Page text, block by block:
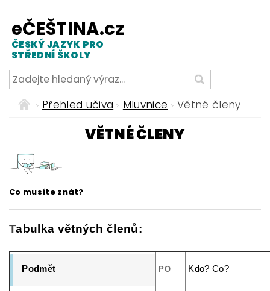
eČEŠTINA.cz
ČESKÝ JAZYK PRO
STŘEDNÍ ŠKOLY
Přehled učiva Mluvnice Větné členy
VĚTNÉ ČLENY
Co musíte znát?
Tabulka větných členů:
Podmět PO Kdo? Co?